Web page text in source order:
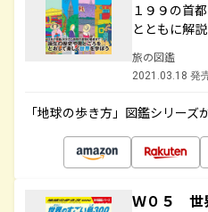
１９９の首
とともに解説
旅の図鑑
2021.03.18 発
「地球の歩き方」図鑑シリーズ
Ｗ０５ 世